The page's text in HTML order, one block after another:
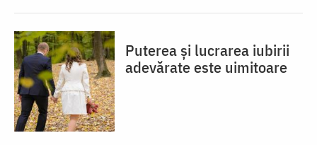
Puterea și lucrarea iubirii
adevărate este uimitoare